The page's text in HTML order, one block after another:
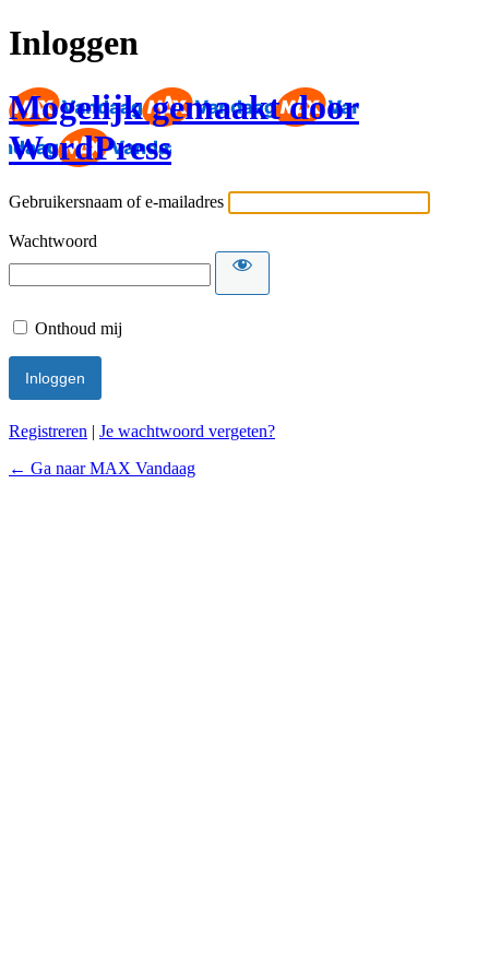
Inloggen
Mogelijk gemaakt door
WordPress
Gebruikersnaam of e-mailadres
Wachtwoord
Onthoud mij
Registreren | Je wachtwoord vergeten?
← Ga naar MAX Vandaag